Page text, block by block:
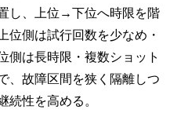
し、上位→下位へ時限を階
位側は試行回数を少なめ・
側は長時限・複数ショット
、故障区間を狭く隔離しつ
続性を高める。